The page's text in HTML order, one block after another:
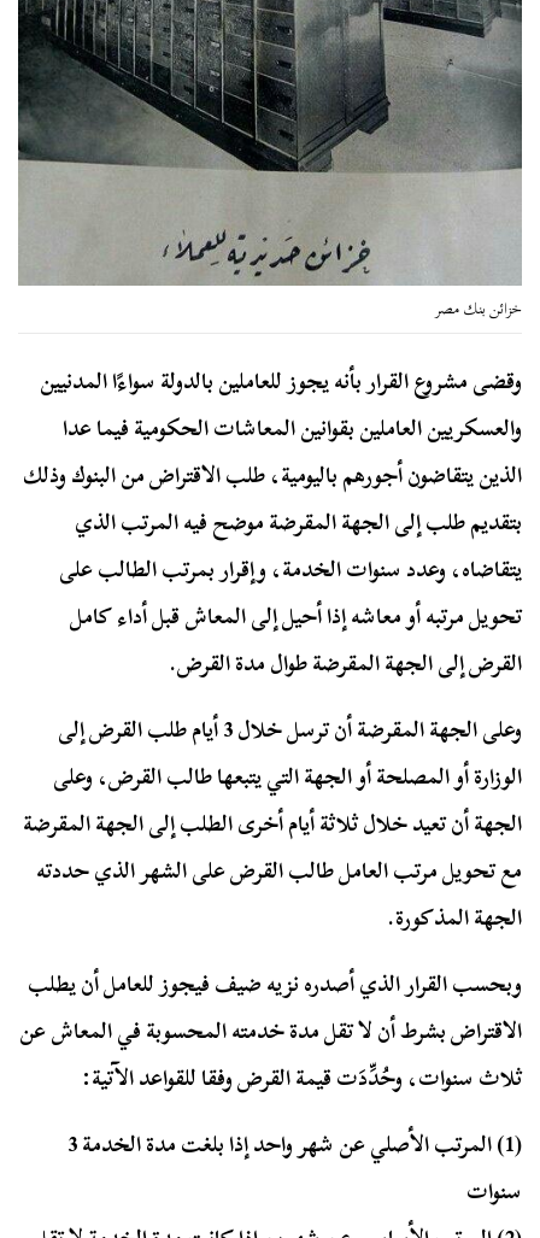
خزائن بنك مصر
وقضى مشروع القرار بأنه يجوز للعاملين بالدولة سواءًا المدنيين
والعسكريين العاملين بقوانين المعاشات الحكومية فيما عدا
الذين يتقاضون أجورهم باليومية، طلب الاقتراض من البنوك وذلك
بتقديم طلب إلى الجهة المقرضة موضح فيه المرتب الذي
يتقاضاه، وعدد سنوات الخدمة، وإقرار بمرتب الطالب على
تحويل مرتبه أو معاشه إذا أحيل إلى المعاش قبل أداء كامل
القرض إلى الجهة المقرضة طوال مدة القرض.
وعلى الجهة المقرضة أن ترسل خلال 3 أيام طلب القرض إلى
الوزارة أو المصلحة أو الجهة التي يتبعها طالب القرض، وعلى
الجهة أن تعيد خلال ثلاثة أيام أخرى الطلب إلى الجهة المقرضة
مع تحويل مرتب العامل طالب القرض على الشهر الذي حددته
الجهة المذكورة.
وبحسب القرار الذي أصدره نزيه ضيف فيجوز للعامل أن يطلب
الاقتراض بشرط أن لا تقل مدة خدمته المحسوبة في المعاش عن
ثلاث سنوات، وحُدِّدَت قيمة القرض وفقا للقواعد الآتية:
(1) المرتب الأصلي عن شهر واحد إذا بلغت مدة الخدمة 3
سنوات